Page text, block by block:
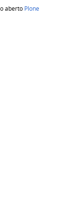
aberto Plone